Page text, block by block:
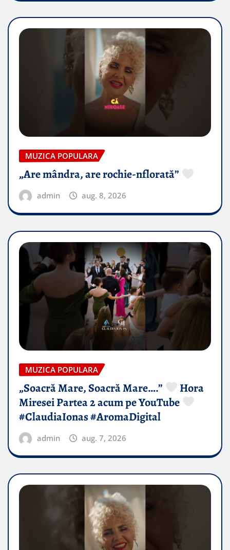
MUZICA POPULARA
„Are mândra, are rochie-nflorată”
admin aug. 8, 2026
MUZICA POPULARA
„Soacră Mare, Soacră Mare….”
Hora
Miresei Partea 2 acum pe YouTube
#ClaudiaIonas #AromaDigital
admin aug. 7, 2026